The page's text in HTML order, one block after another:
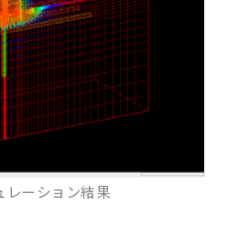
科学一般
レーション結果